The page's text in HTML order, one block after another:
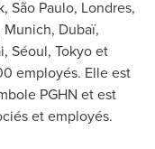
, São Paulo, Londres,
Munich, Dubaï,
, Séoul, Tokyoet
employés. Elle est
PGHN et est
et employés.